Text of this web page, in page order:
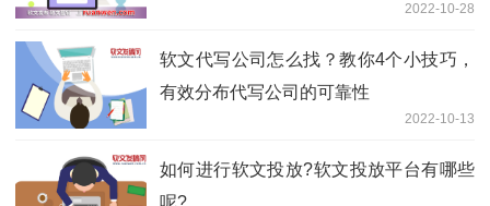
2022-10-28
软文代写公司怎么找？教你4个小技巧，
有效分布代写公司的可靠性
2022-10-13
如何进行软文投放?软文投放平台有哪些